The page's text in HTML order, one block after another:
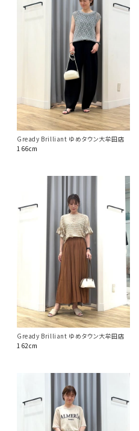
Gready Brilliant ゆめタウン大牟田店
166cm
Gready Brilliant ゆめタウン大牟田店
162cm